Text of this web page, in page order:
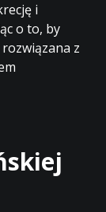
i
o to, by
z